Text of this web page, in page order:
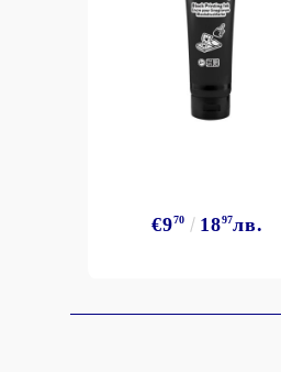
ЕКСКЛУЗИВНИ,
€970 1897лв.